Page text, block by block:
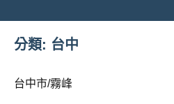
菲
亞
JEFFIA
亞
粉
分類: 台中
台中市/霧峰